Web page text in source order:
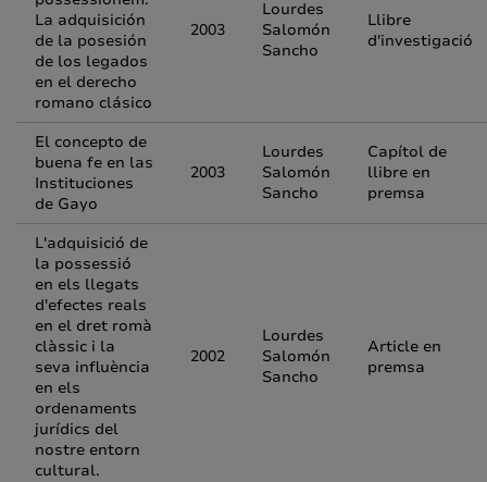
La adquisición
de la posesión
de los legados
en el derecho
romano clásico
2003
Lourdes
Salomón
Sancho
Llibre
d'investigació
El concepto de
buena fe en las
Instituciones
de Gayo
2003
Lourdes
Salomón
Sancho
Capítol de
llibre en
premsa
L'adquisició de
la possessió
en els llegats
d'efectes reals
en el dret romà
clàssic i la
seva influència
en els
ordenaments
jurídics del
nostre entorn
cultural.
2002
Lourdes
Salomón
Sancho
Article en
premsa